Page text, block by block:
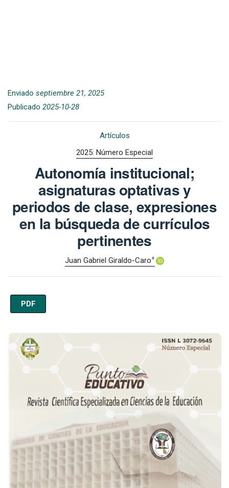
Enviado septiembre 21, 2025
Publicado 2025-10-28
Artículos
2025: Número Especial
Autonomía institucional;
asignaturas optativas y
periodos de clase, expresiones
en la búsqueda de currículos
pertinentes
Juan Gabriel Giraldo-Caro+
PDF
Imagen de portada